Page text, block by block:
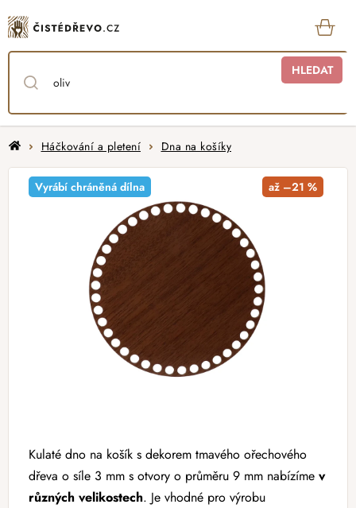
na
obsah
HLEDAT
DomůHáčkování a pletení Dna na košíky
Kulaté dno na košík s dekorem tmavého ořechového
dřeva o síle 3 mm s otvory o průměru 9 mm nabízíme v
různých velikostech. Je vhodné pro výrobu
Vyrábí chráněná dílna až –21 %